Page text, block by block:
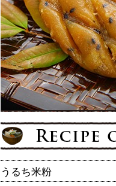
うるち米粉